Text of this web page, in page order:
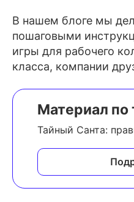
В нашем блоге мы
пошаговыми
игры для рабочего
класса, компании
Материал по
Тайный Санта: